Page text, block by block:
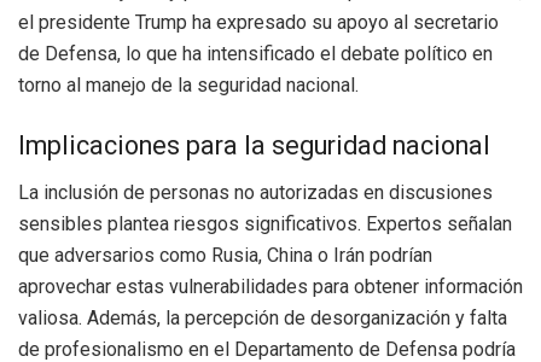
el presidente Trump ha expresado su apoyo al secretario
de Defensa, lo que ha intensificado el debate político en
torno al manejo de la seguridad nacional.
Implicaciones para la seguridad nacional
La inclusión de personas no autorizadas en discusiones
sensibles plantea riesgos significativos. Expertos señalan
que adversarios como Rusia, China o Irán podrían
aprovechar estas vulnerabilidades para obtener información
valiosa. Además, la percepción de desorganización y falta
de profesionalismo en el Departamento de Defensa podría